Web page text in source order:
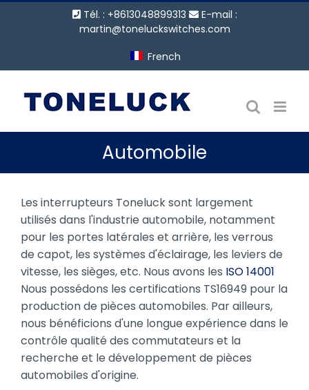
Tél. : +8613048899313
E-mail :
martin@toneluckswitches.com
French
Automobile
Les interrupteurs Toneluck sont largement
utilisés dans l'industrie automobile, notamment
pour les portes latérales et arrière, les verrous
de capot, les systèmes d'éclairage, les leviers de
vitesse, les sièges, etc. Nous avons les ISO 14001
Nous possédons les certifications TS16949 pour la
production de pièces automobiles. Par ailleurs,
nous bénéficions d'une longue expérience dans le
contrôle qualité des commutateurs et la
recherche et le développement de pièces
automobiles d'origine.